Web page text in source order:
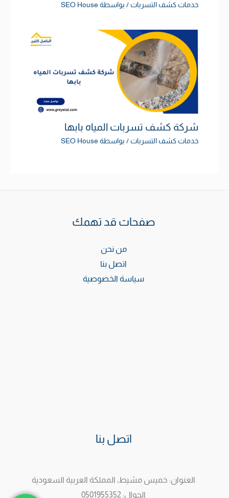
خدمات كشف التسربات/ بواسطة SEO House
شركة كشف تسربات المياه بابها
خدمات كشف التسربات/ بواسطة SEO House
صفحات قد تهمك
من نحن
اتصل بنا
سياسة الخصوصية
اتصل بنا
العنوان: خميس مشيط، المملكة العربية السعودية
الجوال: 0501955352